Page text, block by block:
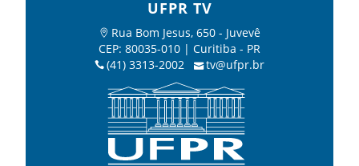
UFPR TV
Rua Bom Jesus, 650 - Juvevê
CEP: 80035-010 | Curitiba - PR
(41) 3313-2002
tv@ufpr.br